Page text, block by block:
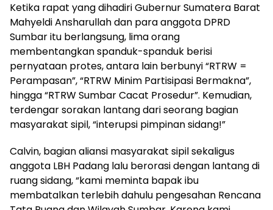
Ketika rapat yang dihadiri Gubernur Sumatera Barat
Mahyeldi Ansharullah dan para anggota DPRD
Sumbar itu berlangsung, lima orang
membentangkan spanduk-spanduk berisi
pernyataan protes, antara lain berbunyi “RTRW =
Perampasan”, “RTRW Minim Partisipasi Bermakna”,
hingga “RTRW Sumbar Cacat Prosedur”. Kemudian,
terdengar sorakan lantang dari seorang bagian
masyarakat sipil, “interupsi pimpinan sidang!”
Calvin, bagian aliansi masyarakat sipil sekaligus
anggota LBH Padang lalu berorasi dengan lantang di
ruang sidang, “kami meminta bapak ibu
membatalkan terlebih dahulu pengesahan Rencana